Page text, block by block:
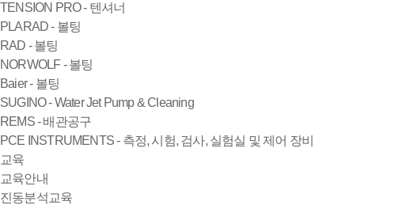
TENSION PRO - 텐셔너
PLARAD - 볼팅
RAD - 볼팅
NORWOLF - 볼팅
Baier - 볼팅
SUGINO - Water Jet Pump & Cleaning
REMS - 배관공구
PCE INSTRUMENTS - 측정, 시험, 검사, 실험실 및 제어 장비
교육
교육안내
진동분석교육